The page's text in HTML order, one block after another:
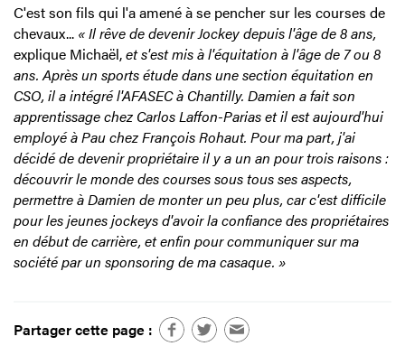
C'est son fils qui l'a amené à se pencher sur les courses de
chevaux... « Il rêve de devenir Jockey depuis l'âge de 8 ans,
explique Michaël,et s'est mis à l'équitation à l'âge de 7 ou 8
ans. Après un sports étude dans une section équitation en
CSO, il a intégré l'AFASEC à Chantilly. Damien a fait son
apprentissage chez Carlos Laffon-Parias et il est aujourd'hui
employé à Pau chez François Rohaut. Pour ma part, j'ai
décidé de devenir propriétaire il y a un an pour trois raisons :
découvrir le monde des courses sous tous ses aspects,
permettre à Damien de monter un peu plus, car c'est difficile
pour les jeunes jockeys d'avoir la confiance des propriétaires
en début de carrière, et enfin pour communiquer sur ma
société par un sponsoring de ma casaque. »
Partager cette page :